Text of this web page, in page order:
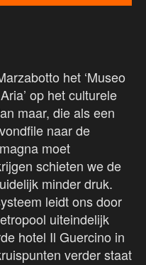
het ‘Museo
op het culturele
maar, die als een
naar de
moet
schieten we de
minder druk.
leidt ons door
uiteindelijk
hotel Il Guercino in
verder staat